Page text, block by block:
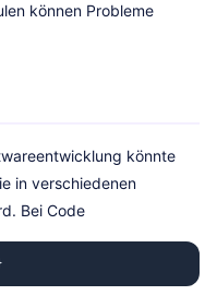
können Probleme
könnte
in verschiedenen
Bei Code